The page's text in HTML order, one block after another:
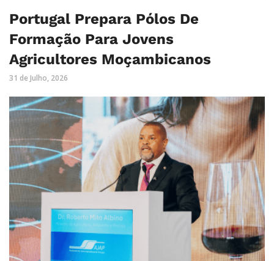
Portugal Prepara Pólos De
Formação Para Jovens
Agricultores Moçambicanos
31 de Julho, 2026